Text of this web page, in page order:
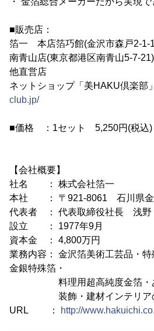
■販売店：
箔一 本店箔巧館(金沢市森戸2-1-
南青山店(東京都港区南青山5-7-21)
他直営店
ネットショップ「美HAKU倶楽
club.jp/
■価格 ：1セット 5,250円(税込)
【会社概要】
社名 ： 株式会社箔一
本社 ： 〒921-8061 石川県金
代表者 ： 代表取締役社長 浅野
設立 ： 1977年9月
資本金 ： 4,800万円
業務内容： 金沢箔美術工芸品・
金銀特殊箔・
料理用超高純度金箔・あ
装飾・建材インテリアの
URL ：
http://